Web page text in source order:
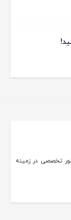
کنز فعالیت خود را درسال 1379 به طور تخصصی در زمینه